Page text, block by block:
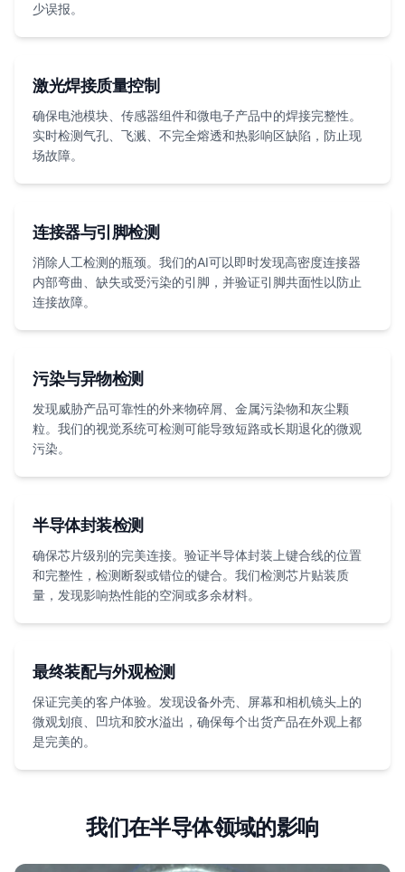
少误报。
激光焊接质量控制
确保电池模块、传感器组件和微电子产品中的焊接完整性。
实时检测气孔、飞溅、不完全熔透和热影响区缺陷，防止现
场故障。
连接器与引脚检测
消除人工检测的瓶颈。我们的AI可以即时发现高密度连接器
内部弯曲、缺失或受污染的引脚，并验证引脚共面性以防止
连接故障。
污染与异物检测
发现威胁产品可靠性的外来物碎屑、金属污染物和灰尘颗
粒。我们的视觉系统可检测可能导致短路或长期退化的微观
污染。
半导体封装检测
确保芯片级别的完美连接。验证半导体封装上键合线的位置
和完整性，检测断裂或错位的键合。我们检测芯片贴装质
量，发现影响热性能的空洞或多余材料。
最终装配与外观检测
保证完美的客户体验。发现设备外壳、屏幕和相机镜头上的
微观划痕、凹坑和胶水溢出，确保每个出货产品在外观上都
是完美的。
我们在半导体领域的影响